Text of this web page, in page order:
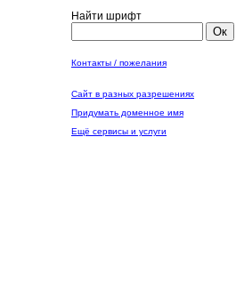
Найти шрифт
Ок
Контакты / пожелания
Сайт в разных разрешениях
Придумать доменное имя
Ещё сервисы и услуги